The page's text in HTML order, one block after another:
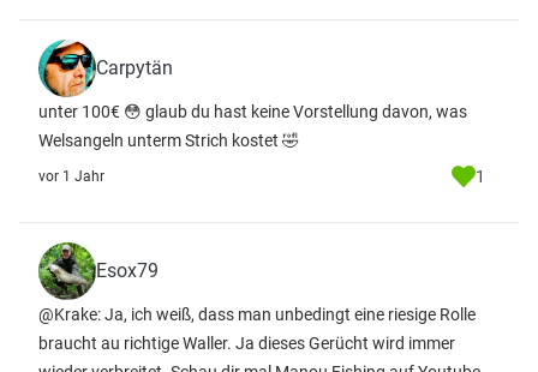
Carpytän
unter 100€ 😳 glaub du hast keine Vorstellung davon, was
Welsangeln unterm Strich kostet 🤣
vor 1 Jahr 1
Esox79
@Krake: Ja, ich weiß, dass man unbedingt eine riesige Rolle
braucht au richtige Waller. Ja dieses Gerücht wird immer